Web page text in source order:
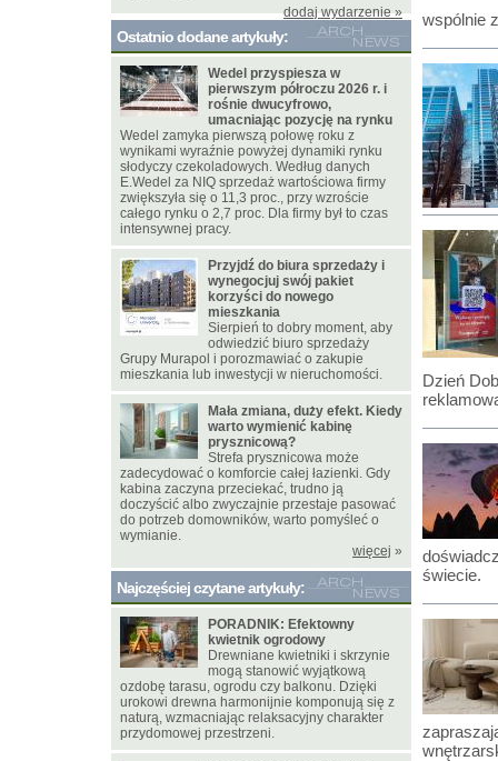
wspólnie
Dzień
świecie.
dodaj wydarzenie »
Ostatnio dodane artykuły:
Wedel przyspiesza w
pierwszym półroczu 2026 r. i
rośnie dwucyfrowo,
umacniając pozycję na rynku
Wedel zamyka pierwszą połowę roku z
wynikami wyraźnie powyżej dynamiki rynku
słodyczy czekoladowych. Według danych
E.Wedel za NIQ sprzedaż wartościowa firmy
zwiększyła się o 11,3 proc., przy wzroście
całego rynku o 2,7 proc. Dla firmy był to czas
intensywnej pracy.
Przyjdź do biura sprzedaży i
wynegocjuj swój pakiet
korzyści do nowego
mieszkania
Sierpień to dobry moment, aby
odwiedzić biuro sprzedaży
Grupy Murapol i porozmawiać o zakupie
mieszkania lub inwestycji w nieruchomości.
Mała zmiana, duży efekt. Kiedy
warto wymienić kabinę
prysznicową?
Strefa prysznicowa może
zadecydować o komforcie całej łazienki. Gdy
kabina zaczyna przeciekać, trudno ją
doczyścić albo zwyczajnie przestaje pasować
do potrzeb domowników, warto pomyśleć o
wymianie.
więcej »
Najczęściej czytane artykuły:
PORADNIK: Efektowny
kwietnik ogrodowy
Drewniane kwietniki i skrzynie
mogą stanowić wyjątkową
ozdobę tarasu, ogrodu czy balkonu. Dzięki
urokowi drewna harmonijnie komponują się z
naturą, wzmacniając relaksacyjny charakter
przydomowej przestrzeni.